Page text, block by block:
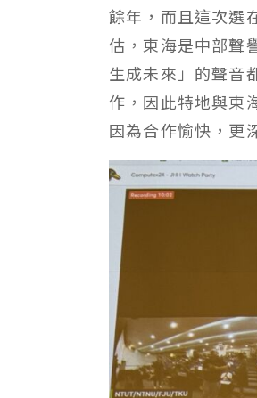
餘年，而且這次選
估，東海是中部聲
生成未來」的聲音
作，因此特地與東
因為合作愉快，更